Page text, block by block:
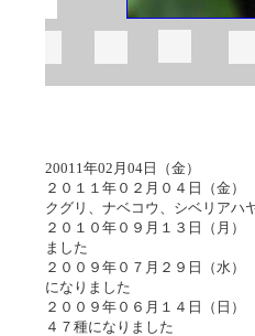
20011年02月04日（金） 野
２０１１年０２月０４日（
クグリ、ナベコウ、シベリアハ
２０１０年０９月１３日（
ました
２００９年０７月２９日（
になりました
２００９年０６月１４日（
４７種になりました